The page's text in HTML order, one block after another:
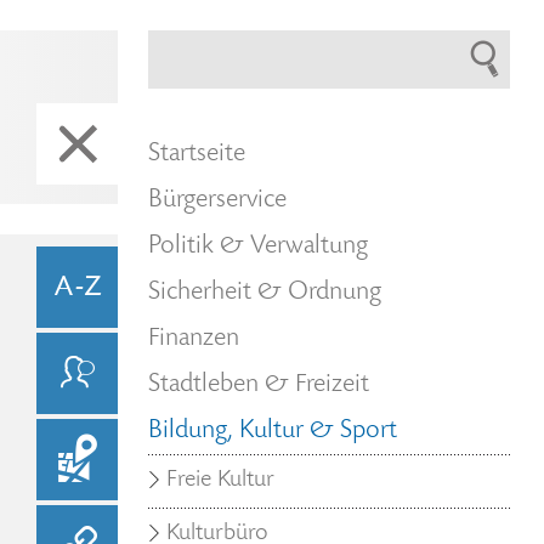
Startseite
Bürgerservice
Politik & Verwaltung
Sicherheit & Ordnung
Finanzen
Stadtleben & Freizeit
Bildung, Kultur & Sport
Freie Kultur
Kulturbüro